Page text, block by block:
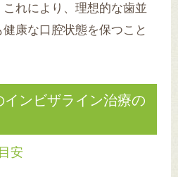
れにより、理想的な歯並
康な口腔状態を保つこと
ンビザライン治療の
安